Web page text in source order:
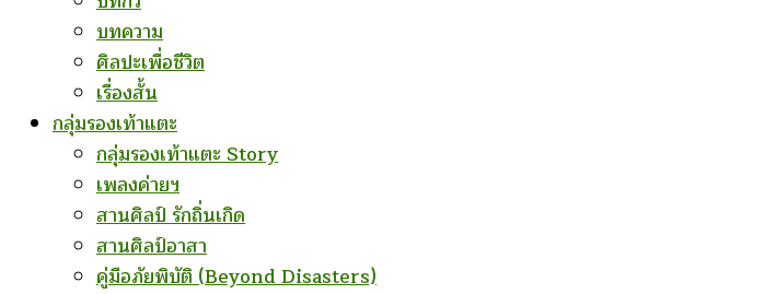
บทความ
ศิลปะเพื่อชีวิต
เรื่องสั้น
กลุ่มรองเท้าแตะ
กลุ่มรองเท้าแตะ Story
เพลงค่ายฯ
สานศิลป์ รักถิ่นเกิด
สานศิลป์อาสา
คู่มือภัยพิบัติ (Beyond Disasters)